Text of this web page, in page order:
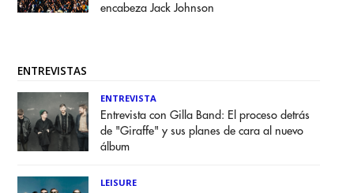
encabeza Jack Johnson
ENTREVISTAS
ENTREVISTA
Entrevista con Gilla Band: El proceso detrás
de "Giraffe" y sus planes de cara al nuevo
álbum
LEISURE